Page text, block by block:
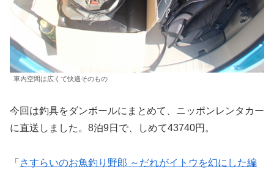
車内空間は広くて快適そのもの
今回は釣具をダンボールにまとめて、ニッポンレンタカー
に直送しました。8泊9日で、しめて43740円。
「 さすらいのお魚釣り野郎 ～だれがイトウを幻にした編